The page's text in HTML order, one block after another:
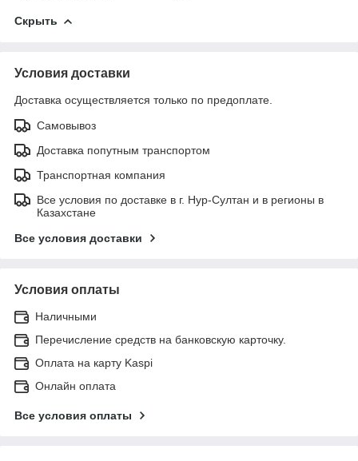
Скрыть
Условия доставки
Доставка осуществляется только по предоплате.
Самовывоз
Доставка попутным транспортом
Транспортная компания
Все условия по доставке в г. Нур-Султан и в регионы в
Казахстане
Все условия доставки
Условия оплаты
Наличными
Перечисление средств на банковскую карточку.
Оплата на карту Kaspi
Онлайн оплата
Все условия оплаты